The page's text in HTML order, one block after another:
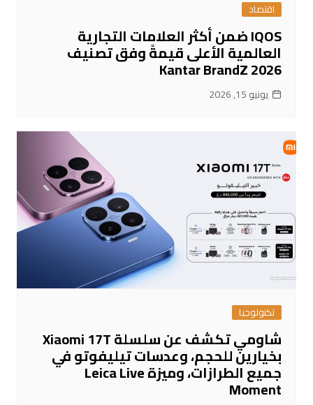
اقتصاد
IQOS ضمن أكثر العلامات التجارية
العالمية الأعلى قيمةً وفق تصنيف
Kantar BrandZ 2026
يونيو 15, 2026
تكنولوجيا
شاومي تكشف عن سلسلة Xiaomi 17T
بخيارين للحجم، وعدسات تيليفوتو في
جميع الطرازات، وميزة Leica Live
Moment